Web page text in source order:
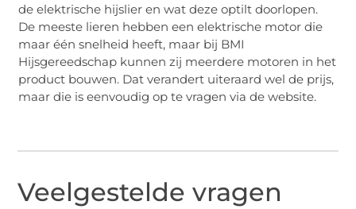
de elektrische hijslier en wat deze optilt doorlopen.
De meeste lieren hebben een elektrische motor die
maar één snelheid heeft, maar bij BMI
Hijsgereedschap kunnen zij meerdere motoren in het
product bouwen. Dat verandert uiteraard wel de prijs,
maar die is eenvoudig op te vragen via de website.
Veelgestelde vragen